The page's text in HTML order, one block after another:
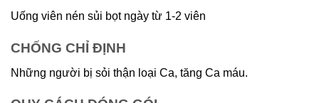
Uống viên nén sủi bọt ngày từ 1-2 viên
CHỐNG CHỈ ĐỊNH
Những người bị sỏi thận loại Ca, tăng Ca máu.